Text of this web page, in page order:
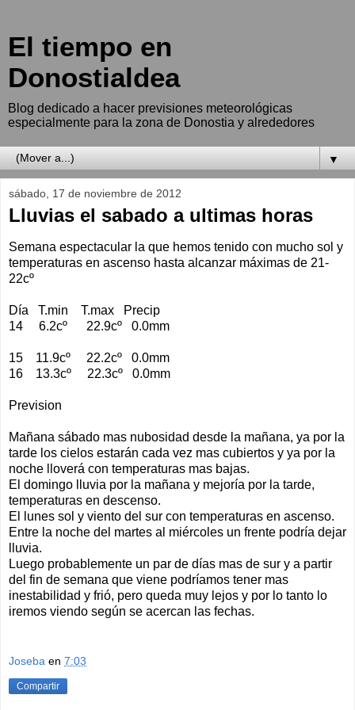
El tiempo en
Donostialdea
Blog dedicado a hacer previsiones meteorológicas
especialmente para la zona de Donostia y alrededores
▼
sábado, 17 de noviembre de 2012
Lluvias el sabado a ultimas horas
Semana espectacular la que hemos tenido con mucho sol y
temperaturas en ascenso hasta alcanzar máximas de 21-
22cº
Día T.min T.max Precip
14 6.2cº 22.9cº 0.0mm
15 11.9cº 22.2cº 0.0mm
16 13.3cº 22.3cº 0.0mm
Prevision
Mañana sábado mas nubosidad desde la mañana, ya por la
tarde los cielos estarán cada vez mas cubiertos y ya por la
noche lloverá con temperaturas mas bajas.
El domingo lluvia por la mañana y mejoría por la tarde,
temperaturas en descenso.
El lunes sol y viento del sur con temperaturas en ascenso.
Entre la noche del martes al miércoles un frente podría dejar
lluvia.
Luego probablemente un par de días mas de sur y a partir
del fin de semana que viene podríamos tener mas
inestabilidad y frió, pero queda muy lejos y por lo tanto lo
iremos viendo según se acercan las fechas.
Joseba en 7:03
Compartir